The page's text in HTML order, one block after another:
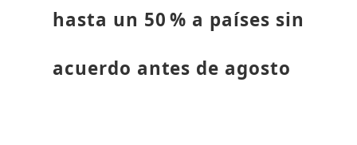
hasta un 50 % a países sin
acuerdo antes de agosto